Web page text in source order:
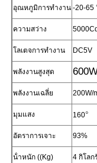
ทัวร์โรงงาน
การควบคุมคุณภ
ติดต่อเรา
ข่าว
อุณหภูมิการทํางาน -20-65
ความสว่าง
โลเตจการทํางาน DC5V
พลังงานสูงสุด
พลังงานเฉลี่ย 200W/
มุมแสง 160°
อัตราการเจาะ 93%
น้ําหนัก ((Kg) 4 กิโลก